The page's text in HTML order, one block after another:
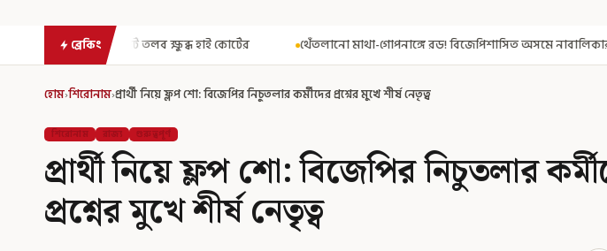
ব্রেকিং
তলব ক্ষুব্ধ হাই কোর্টের থেঁতলানো মাথা-গোপনাঙ্গে রড! বিজেপিশাসিত অসমে নাবালিকার নৃশংস পরিণতি
হোম›শিরোনাম›প্রার্থী নিয়ে ফ্লপ শো: বিজেপির নিচুতলার কর্মীদের প্রশ্নের মুখে শীর্ষ নেতৃত্ব
শিরোনাম রাজ্য গুরুত্বপূর্ণ
প্রার্থী নিয়ে ফ্লপ শো: বিজেপির নিচুতলার
প্রশ্নের মুখে শীর্ষ নেতৃত্ব